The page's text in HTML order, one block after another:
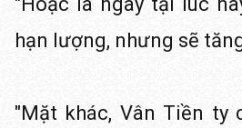
hạn lượng, nhưng sẽ
"Mặt khác, Vân Tiền ty